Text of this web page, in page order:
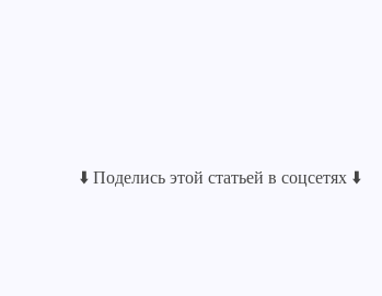
⬇️ Поделись этой статьей в соцсетях ⬇️